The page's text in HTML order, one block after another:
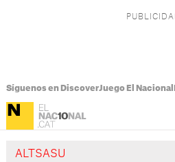
Síguenos en DiscoverJuego El Nacional
ALTSASU